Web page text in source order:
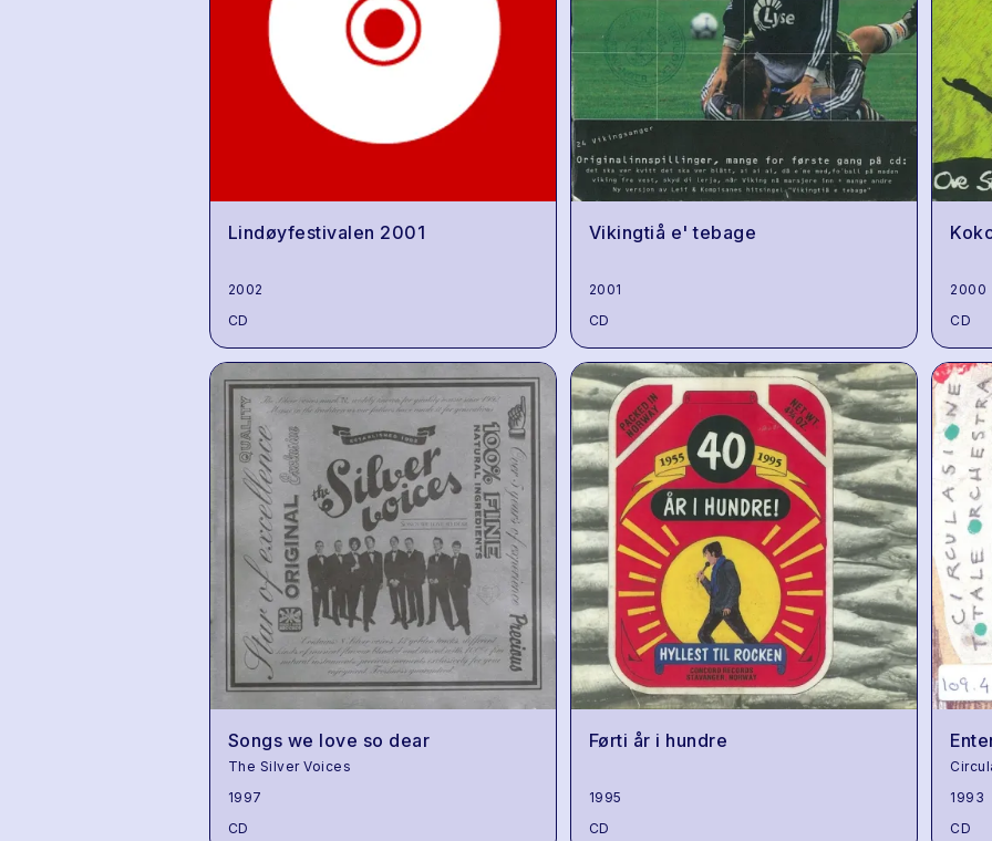
Lindøyfestivalen 2001
2002
CD
Vikingtiå e' tebage
2001
CD
2000
CD
Songs we love so dear
The Silver Voices
1997
CD
Førti år i hundre
1995
CD
1993
CD